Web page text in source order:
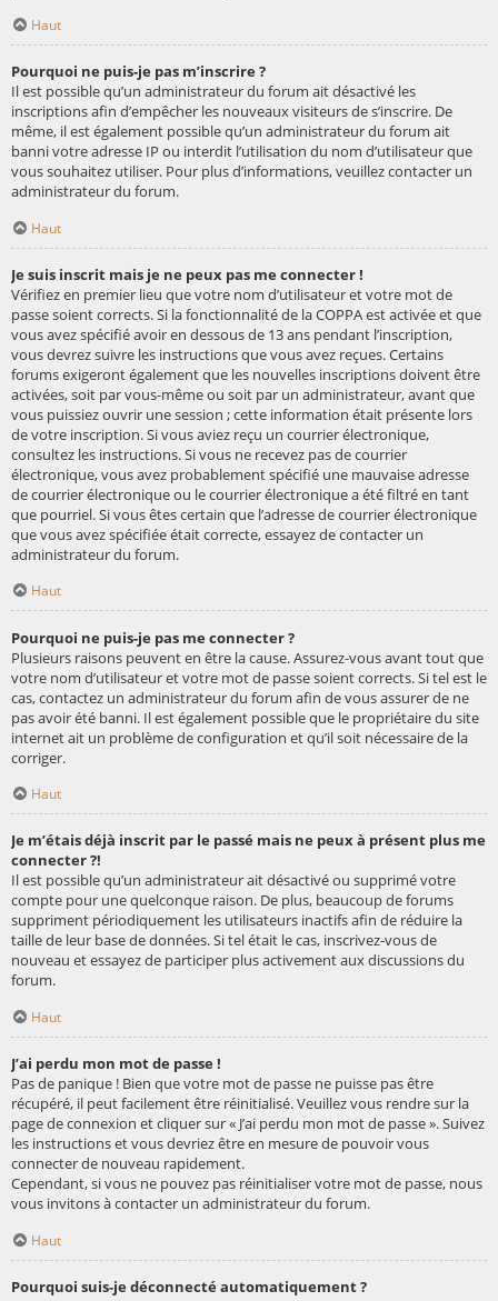
Haut
Pourquoi ne puis-je pas m’inscrire ?
Il est possible qu’un administrateur du forum ait désactivé les
inscriptions afin d’empêcher les nouveaux visiteurs de s’inscrire. De
même, il est également possible qu’un administrateur du forum ait
banni votre adresse IP ou interdit l’utilisation du nom d’utilisateur que
vous souhaitez utiliser. Pour plus d’informations, veuillez contacter un
administrateur du forum.
Haut
Je suis inscrit mais je ne peux pas me connecter !
Vérifiez en premier lieu que votre nom d’utilisateur et votre mot de
passe soient corrects. Si la fonctionnalité de la COPPA est activée et que
vous avez spécifié avoir en dessous de 13 ans pendant l’inscription,
vous devrez suivre les instructions que vous avez reçues. Certains
forums exigeront également que les nouvelles inscriptions doivent être
activées, soit par vous-même ou soit par un administrateur, avant que
vous puissiez ouvrir une session ; cette information était présente lors
de votre inscription. Si vous aviez reçu un courrier électronique,
consultez les instructions. Si vous ne recevez pas de courrier
électronique, vous avez probablement spécifié une mauvaise adresse
de courrier électronique ou le courrier électronique a été filtré en tant
que pourriel. Si vous êtes certain que l’adresse de courrier électronique
que vous avez spécifiée était correcte, essayez de contacter un
administrateur du forum.
Haut
Pourquoi ne puis-je pas me connecter ?
Plusieurs raisons peuvent en être la cause. Assurez-vous avant tout que
votre nom d’utilisateur et votre mot de passe soient corrects. Si tel est le
cas, contactez un administrateur du forum afin de vous assurer de ne
pas avoir été banni. Il est également possible que le propriétaire du site
internet ait un problème de configuration et qu’il soit nécessaire de la
corriger.
Haut
Je m’étais déjà inscrit par le passé mais ne peux à présent plus me
connecter ?!
Il est possible qu’un administrateur ait désactivé ou supprimé votre
compte pour une quelconque raison. De plus, beaucoup de forums
suppriment périodiquement les utilisateurs inactifs afin de réduire la
taille de leur base de données. Si tel était le cas, inscrivez-vous de
nouveau et essayez de participer plus activement aux discussions du
forum.
Haut
J’ai perdu mon mot de passe !
Pas de panique ! Bien que votre mot de passe ne puisse pas être
récupéré, il peut facilement être réinitialisé. Veuillez vous rendre sur la
page de connexion et cliquer sur « J’ai perdu mon mot de passe ». Suivez
les instructions et vous devriez être en mesure de pouvoir vous
connecter de nouveau rapidement.
Cependant, si vous ne pouvez pas réinitialiser votre mot de passe, nous
vous invitons à contacter un administrateur du forum.
Haut
Pourquoi suis-je déconnecté automatiquement ?